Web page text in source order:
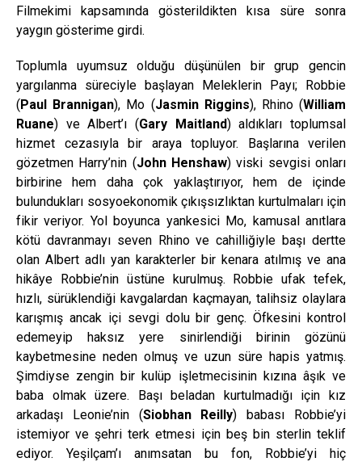
Filmekimi kapsamında gösterildikten kısa süre sonra
yaygın gösterime girdi.
Toplumla uyumsuz olduğu düşünülen bir grup gencin
yargılanma süreciyle başlayan Meleklerin Payı; Robbie
(Paul Brannigan), Mo (Jasmin Riggins), Rhino (William
Ruane) ve Albert’ı (Gary Maitland) aldıkları toplumsal
hizmet cezasıyla bir araya topluyor. Başlarına verilen
gözetmen Harry’nin (John Henshaw) viski sevgisi onları
birbirine hem daha çok yaklaştırıyor, hem de içinde
bulundukları sosyoekonomik çıkışsızlıktan kurtulmaları için
fikir veriyor. Yol boyunca yankesici Mo, kamusal anıtlara
kötü davranmayı seven Rhino ve cahilliğiyle başı dertte
olan Albert adlı yan karakterler bir kenara atılmış ve ana
hikâye Robbie’nin üstüne kurulmuş. Robbie ufak tefek,
hızlı, sürüklendiği kavgalardan kaçmayan, talihsiz olaylara
karışmış ancak içi sevgi dolu bir genç. Öfkesini kontrol
edemeyip haksız yere sinirlendiği birinin gözünü
kaybetmesine neden olmuş ve uzun süre hapis yatmış.
Şimdiyse zengin bir kulüp işletmecisinin kızına âşık ve
baba olmak üzere. Başı beladan kurtulmadığı için kız
arkadaşı Leonie’nin (Siobhan Reilly) babası Robbie’yi
istemiyor ve şehri terk etmesi için beş bin sterlin teklif
ediyor. Yeşilçam’ı anımsatan bu fon, Robbie’yi hiç